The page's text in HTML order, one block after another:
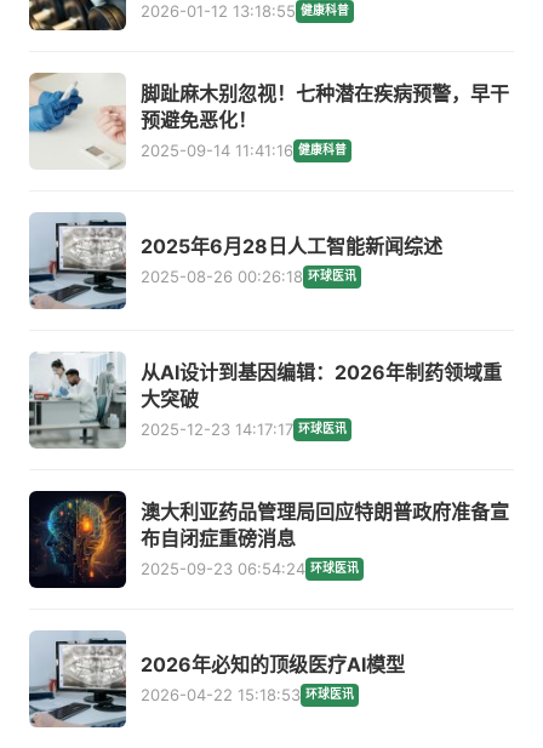
2026-01-12 13:18:55 健康科普
脚趾麻木别忽视！七种潜在疾病预警，早干
预避免恶化！
2025-09-14 11:41:16 健康科普
2025年6月28日人工智能新闻综述
2025-08-26 00:26:18 环球医讯
从AI设计到基因编辑：2026年制药领域重
大突破
2025-12-23 14:17:17 环球医讯
澳大利亚药品管理局回应特朗普政府准备宣
布自闭症重磅消息
2025-09-23 06:54:24 环球医讯
2026年必知的顶级医疗AI模型
2026-04-22 15:18:53 环球医讯